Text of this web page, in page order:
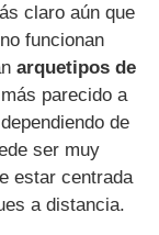
claro aún que
no funcionan
arquetipos de
parecido a
de
ser muy
estar centrada
a distancia.